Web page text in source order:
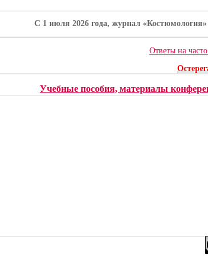
C 1 июля 2026 года, журнал
Ответы на
Учебные пособия, материалы